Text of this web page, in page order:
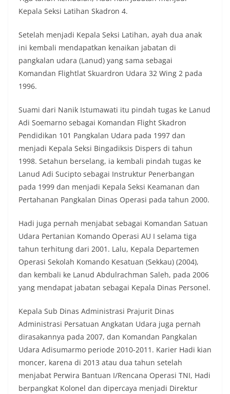
Kepala Seksi Latihan Skadron 4.
Setelah menjadi Kepala Seksi Latihan, ayah dua anak
ini kembali mendapatkan kenaikan jabatan di
pangkalan udara (Lanud) yang sama sebagai
Komandan Flightlat Skuardron Udara 32 Wing 2 pada
1996.
Suami dari Nanik Istumawati itu pindah tugas ke Lanud
Adi Soemarno sebagai Komandan Flight Skadron
Pendidikan 101 Pangkalan Udara pada 1997 dan
menjadi Kepala Seksi Bingadiksis Dispers di tahun
1998. Setahun berselang, ia kembali pindah tugas ke
Lanud Adi Sucipto sebagai Instruktur Penerbangan
pada 1999 dan menjadi Kepala Seksi Keamanan dan
Pertahanan Pangkalan Dinas Operasi pada tahun 2000.
Hadi juga pernah menjabat sebagai Komandan Satuan
Udara Pertanian Komando Operasi AU I selama tiga
tahun terhitung dari 2001. Lalu, Kepala Departemen
Operasi Sekolah Komando Kesatuan (Sekkau) (2004),
dan kembali ke Lanud Abdulrachman Saleh, pada 2006
yang mendapat jabatan sebagai Kepala Dinas Personel.
Kepala Sub Dinas Administrasi Prajurit Dinas
Administrasi Persatuan Angkatan Udara juga pernah
dirasakannya pada 2007, dan Komandan Pangkalan
Udara Adisumarmo periode 2010-2011. Karier Hadi kian
moncer, karena di 2013 atau dua tahun setelah
menjabat Perwira Bantuan I/Rencana Operasi TNI, Hadi
berpangkat Kolonel dan dipercaya menjadi Direktur